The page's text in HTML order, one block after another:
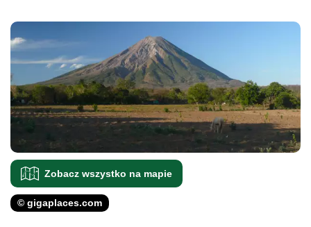
Zobacz wszystko na mapie
© gigaplaces.com